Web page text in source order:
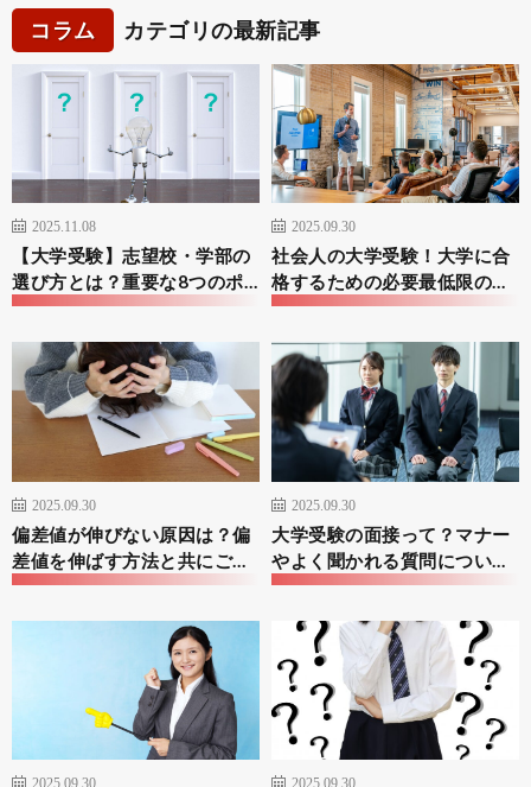
コラム カテゴリの最新記事
2025.11.08
【大学受験】志望校・学部の
選び方とは？重要な8つのポ
イントを紹介
2025.09.30
社会人の大学受験！大学に合
格するための必要最低限の対
策と勉強法
2025.09.30
偏差値が伸びない原因は？偏
差値を伸ばす方法と共にご紹
介
2025.09.30
大学受験の面接って？マナー
やよく聞かれる質問について
ご紹介！
2025.09.30 2025.09.30